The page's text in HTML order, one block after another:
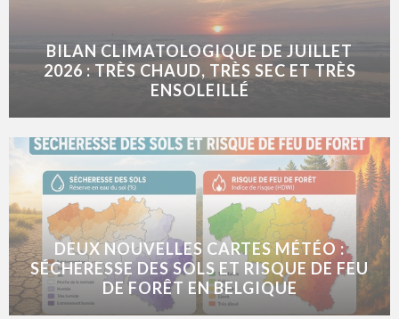
BILAN CLIMATOLOGIQUE DE JUILLET
2026 : TRÈS CHAUD, TRÈS SEC ET TRÈS
ENSOLEILLÉ
DEUX NOUVELLES CARTES MÉTÉO :
SÉCHERESSE DES SOLS ET RISQUE DE FEU
DE FORÊT EN BELGIQUE